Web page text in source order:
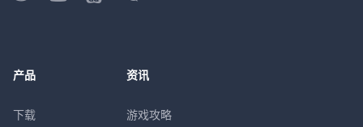
产品
下载
资讯
游戏攻略